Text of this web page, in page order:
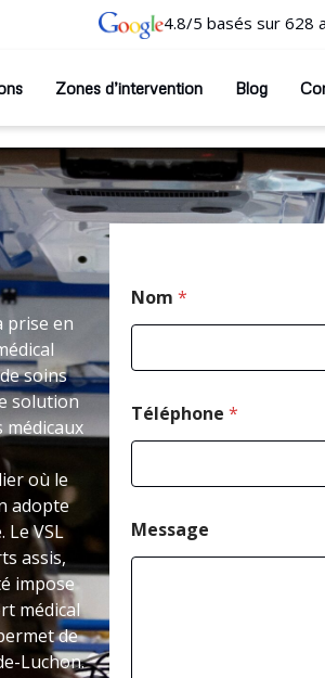
4.8/5 basés sur 628
Zones d’intervention Blog
prise en
soins
solution
médicaux
où le
adopte
Le VSL
assis,
impose
médical
de
Luchon.
Nom *
Téléphone *
Message